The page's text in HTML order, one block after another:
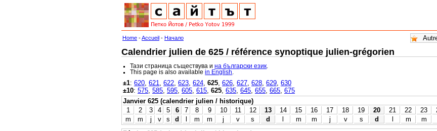
Home -Accueil - Начало
Calendrier julien de 625 / référence synoptique julien-grégorien
Тази страница съществува ина български език
This page is also availablein English
±1: 620 621 622 623 624 625 626 627 628 629 630
±10: 575 585 595 605 615 625 635 645 655 665 675
Janvier 625 (calendrier julien / historique)
1
2 3 4 5 6 7 8 9 10 11 12 13 14 15 16 17 18 19 20 21 22 23
m
m j v s d l m m j v s d l m m j v s d l m m